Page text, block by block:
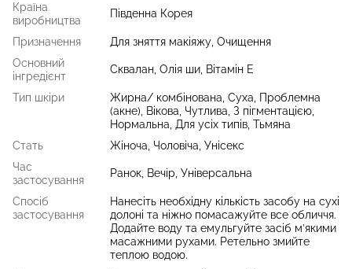
Країна
виробництва
Південна Корея
Призначення
Для зняття макіяжу, Очищення
Основний
інгредієнт
Сквалан, Олія ши, Вітамін Е
Тип шкіри
Жирна/ комбінована, Суха, Проблемна
(акне), Вікова, Чутлива, З пігментацією,
Нормальна, Для усіх типів, Тьмяна
Стать
Жіноча, Чоловіча, Унісекс
Час
застосування
Ранок, Вечір, Універсальна
Спосіб
застосування
Нанесіть необхідну кількість засобу на сухі
долоні та ніжно помасажуйте все обличчя.
Додайте воду та емульгуйте засіб м’якими
масажними рухами. Ретельно змийте
теплою водою.